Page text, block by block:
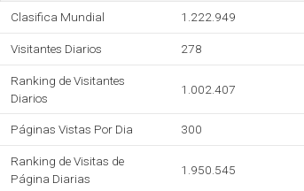
Clasifica Mundial 1.222.949
Visitantes Diarios 278
Ranking de Visitantes
Diarios
1.002.407
Páginas Vistas Por Dia 300
Ranking de Visitas de
Página Diarias
1.950.545